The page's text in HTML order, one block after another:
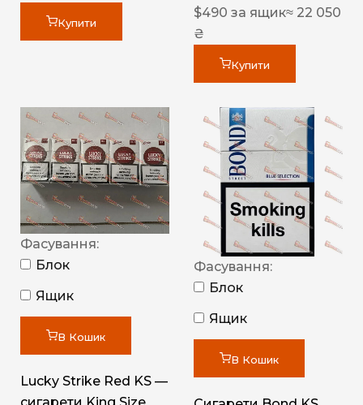
Купити
$490 за ящик≈ 22 050
₴
Купити
Фасування:
Блок
Ящик
В Кошик
Lucky Strike Red KS —
Фасування:
Блок
Ящик
В Кошик